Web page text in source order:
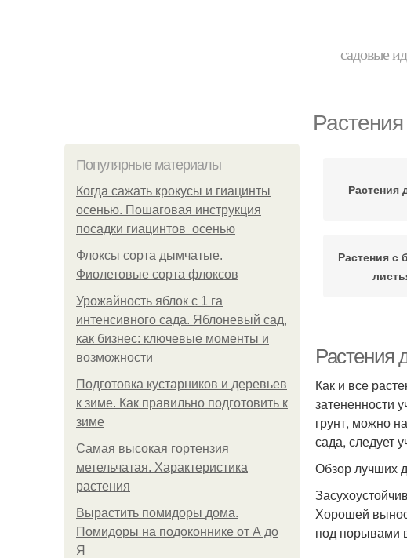
садовые
Популярные материалы
Когда сажать крокусы и гиацинты
осенью. Пошаговая инструкция
посадки гиацинтов осенью
Флоксы сорта дымчатые.
Фиолетовые сорта флоксов
Урожайность яблок с 1 га
интенсивного сада. Яблоневый сад,
как бизнес: ключевые моменты и
возможности
Подготовка кустарников и деревьев
к зиме. Как правильно подготовить к
зиме
Самая высокая гортензия
метельчатая. Характеристика
растения
Вырастить помидоры дома.
Помидоры на подоконнике от А до
Я
Растения
Растения с
Растения
Как и все
затененности
грунт, можно
сада, следует
Обзор лучших
Хорошей
под порывами